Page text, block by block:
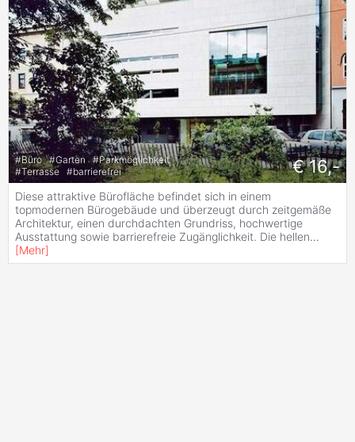
#Büro #Garten #Parkmöglichkeit
#Terrasse #barrierefrei € 16,-
Diese attraktive Bürofläche befindet sich in einem
topmodernen Bürogebäude und überzeugt durch zeitgemäße
Architektur, einen durchdachten Grundriss, hochwertige
Ausstattung sowie barrierefreie Zugänglichkeit. Die hellen...
[Mehr]